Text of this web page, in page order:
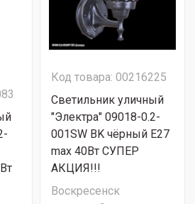
Код товара: 00216225
Светильник уличный
"Электра" 09018-0.2-
001SW BK чёрный Е27
max 40Вт СУПЕР
АКЦИЯ!!!
Воскресенск